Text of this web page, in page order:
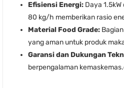
Efisiensi Energi: Daya
80 kg/h memberikan rasio
Material Food Grade:
yang aman untuk produk
Garansi dan Dukungan
berpengalaman